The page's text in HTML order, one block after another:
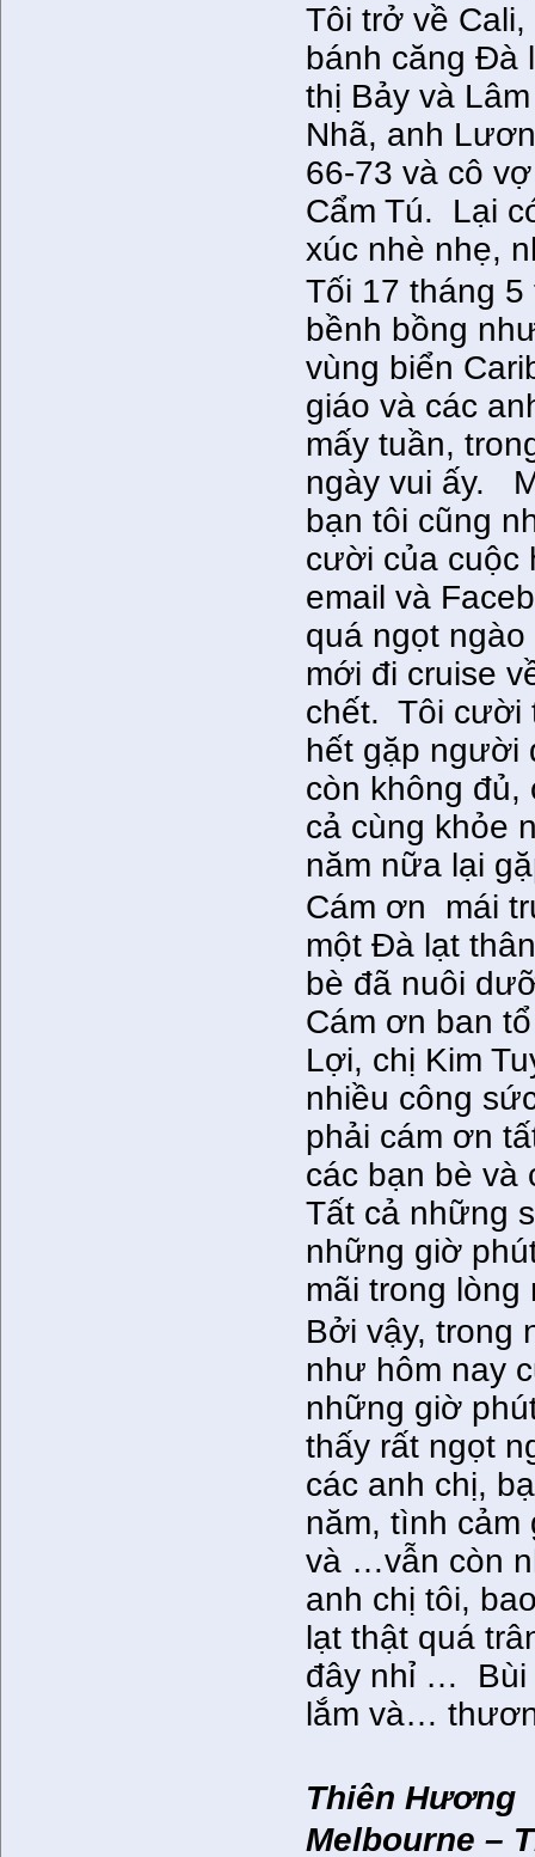
Tôi trở về
bánh căng Đà
thị Bảy và
Nhã, anh
66-73 và cô
Cẩm Tú. Lại
xúc nhè nhẹ,
Tối 17 tháng
bềnh bồng
vùng biển
giáo và các
mấy tuần,
ngày vui ấy.
bạn tôi cũng
cười của cuộc
email và
quá ngọt
mới đi cruise
chết. Tôi cười
hết gặp người
còn không
cả cùng khỏe
năm nữa lại
Cám ơn mái
một Đà lạt
bè đã nuôi
Cám ơn ban
Lợi, chị Kim
nhiều công
phải cám ơn
các bạn bè và
Tất cả những
những giờ
mãi trong
Bởi vậy, trong
như hôm nay
những giờ
thấy rất ngọt
các anh chị,
năm, tình cảm
và …vẫn còn
anh chị tôi,
lạt thật quá
đây nhỉ … Bùi
lắm và…
Thiên Hương
Melbourne –